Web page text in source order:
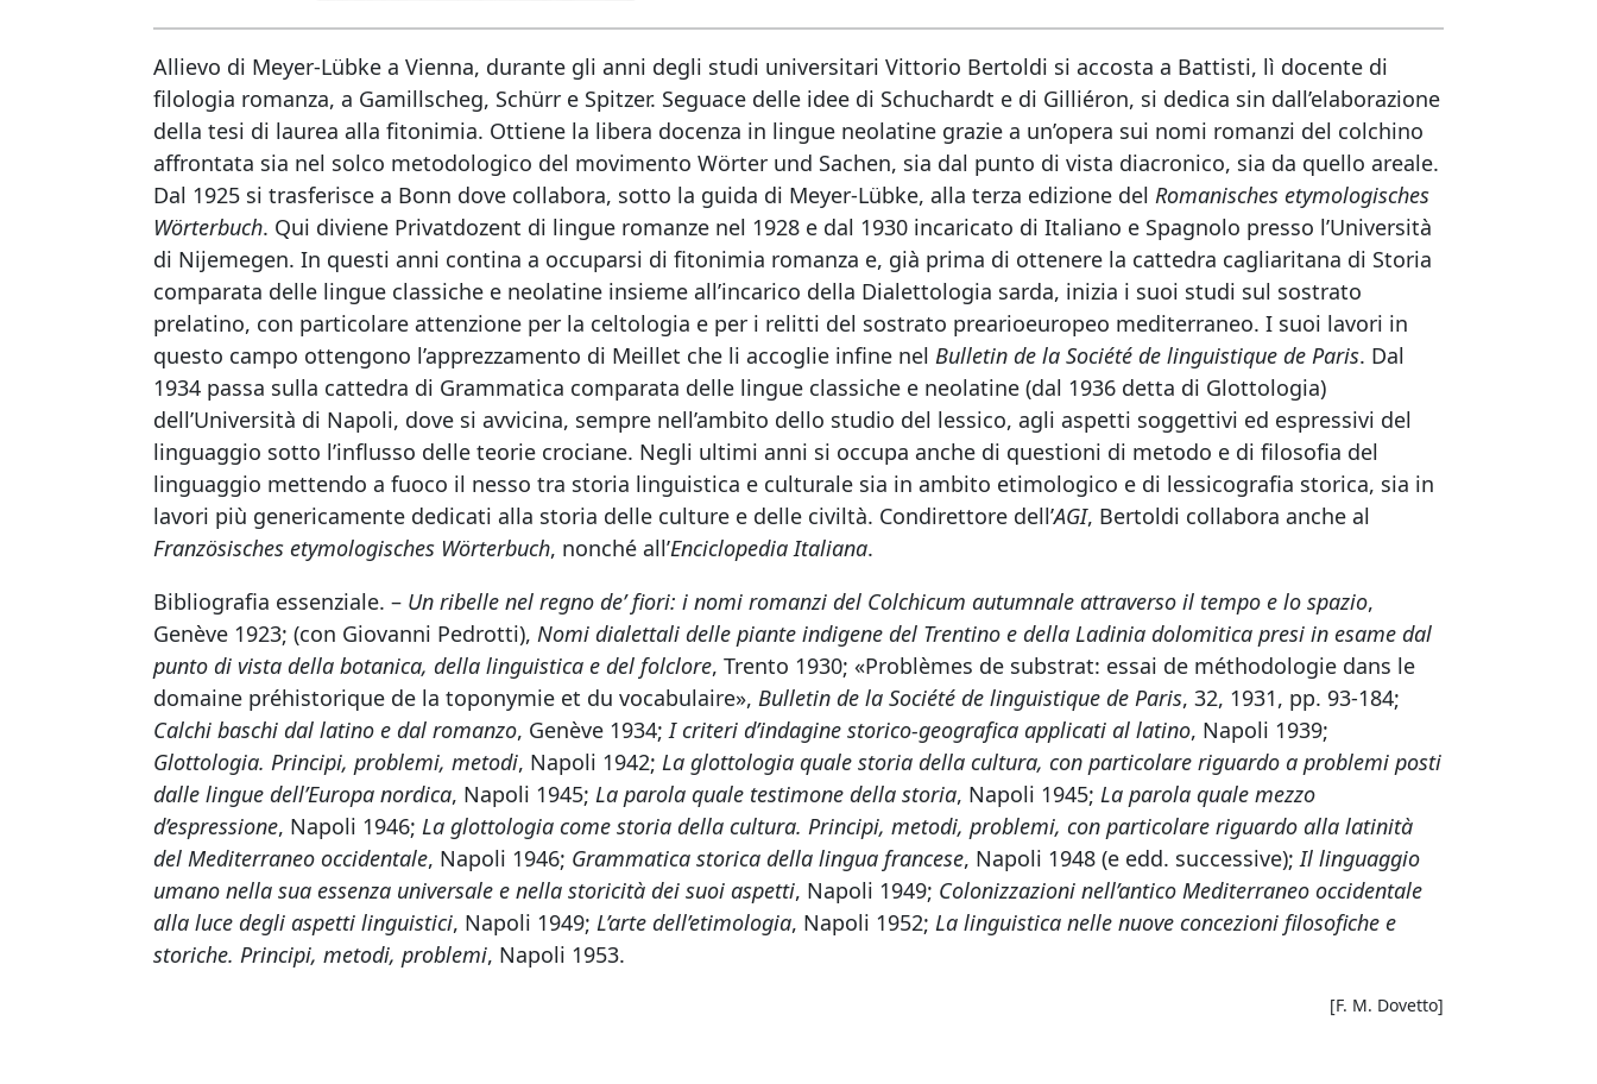
Allievo di Meyer-Lübke a Vienna, durante gli anni degli studi universitari Vittorio Bertoldi si accosta a Battisti, lì docente di
filologia romanza, a Gamillscheg, Schürr e Spitzer. Seguace delle idee di Schuchardt e di Gilliéron, si dedica sin dall’elaborazione
della tesi di laurea alla fitonimia. Ottiene la libera docenza in lingue neolatine grazie a un’opera sui nomi romanzi del colchino
affrontata sia nel solco metodologico del movimento Wörter und Sachen, sia dal punto di vista diacronico, sia da quello areale.
Dal 1925 si trasferisce a Bonn dove collabora, sotto la guida di Meyer-Lübke, alla terza edizione del Romanisches etymologisches
Wörterbuch. Qui diviene Privatdozent di lingue romanze nel 1928 e dal 1930 incaricato di Italiano e Spagnolo presso l’Università
di Nijemegen. In questi anni contina a occuparsi di fitonimia romanza e, già prima di ottenere la cattedra cagliaritana di Storia
comparata delle lingue classiche e neolatine insieme all’incarico della Dialettologia sarda, inizia i suoi studi sul sostrato
prelatino, con particolare attenzione per la celtologia e per i relitti del sostrato prearioeuropeo mediterraneo. I suoi lavori in
questo campo ottengono l’apprezzamento di Meillet che li accoglie infine nel Bulletin de la Société de linguistique de Paris. Dal
1934 passa sulla cattedra di Grammatica comparata delle lingue classiche e neolatine (dal 1936 detta di Glottologia)
dell’Università di Napoli, dove si avvicina, sempre nell’ambito dello studio del lessico, agli aspetti soggettivi ed espressivi del
linguaggio sotto l’influsso delle teorie crociane. Negli ultimi anni si occupa anche di questioni di metodo e di filosofia del
linguaggio mettendo a fuoco il nesso tra storia linguistica e culturale sia in ambito etimologico e di lessicografia storica, sia in
lavori più genericamente dedicati alla storia delle culture e delle civiltà. Condirettore dell’AGI, Bertoldi collabora anche al
Französisches etymologisches Wörterbuch, nonché all’Enciclopedia Italiana.
Bibliografia essenziale. – Un ribelle nel regno de’ fiori: i nomi romanzi del Colchicum autumnale attraverso il tempo e lo spazio,
Genève 1923; (con Giovanni Pedrotti), Nomi dialettali delle piante indigene del Trentino e della Ladinia dolomitica presi in esame dal
punto di vista della botanica, della linguistica e del folclore, Trento 1930; «Problèmes de substrat: essai de méthodologie dans le
domaine préhistorique de la toponymie et du vocabulaire», Bulletin de la Société de linguistique de Paris, 32, 1931, pp. 93-184;
Calchi baschi dal latino e dal romanzo, Genève 1934;I criteri d’indagine storico-geografica applicati al latino, Napoli 1939;
Glottologia. Principi, problemi, metodi, Napoli 1942; La glottologia quale storia della cultura, con particolare riguardo a problemi posti
dalle lingue dell’Europa nordica, Napoli 1945; La parola quale testimone della storia, Napoli 1945; La parola quale mezzo
d’espressione, Napoli 1946; La glottologia come storia della cultura. Principi, metodi, problemi, con particolare riguardo alla latinità
del Mediterraneo occidentale, Napoli 1946; Grammatica storica della lingua francese, Napoli 1948 (e edd. successive);Il linguaggio
umano nella sua essenza universale e nella storicità dei suoi aspetti, Napoli 1949; Colonizzazioni nell’antico Mediterraneo occidentale
alla luce degli aspetti linguistici, Napoli 1949; L’arte dell’etimologia, Napoli 1952; La linguistica nelle nuove concezioni filosofiche e
storiche. Principi, metodi, problemi, Napoli 1953.
[F. M. Dovetto]